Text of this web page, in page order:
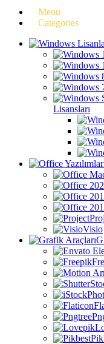
Menu
Categories
Lisansları
Visio